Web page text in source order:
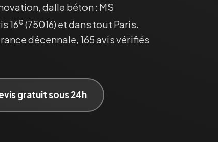
dalle béton : MS
16e (75016) et dans tout Paris.
décennale, 165 avis vérifiés
gratuit sous 24h